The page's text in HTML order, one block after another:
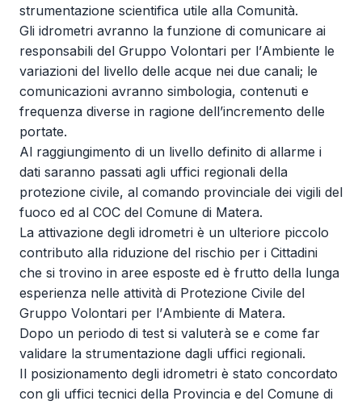
strumentazione scientifica utile alla Comunità.
Gli idrometri avranno la funzione di comunicare ai
responsabili del Gruppo Volontari per l’Ambiente le
variazioni del livello delle acque nei due canali; le
comunicazioni avranno simbologia, contenuti e
frequenza diverse in ragione dell’incremento delle
portate.
Al raggiungimento di un livello definito di allarme i
dati saranno passati agli uffici regionali della
protezione civile, al comando provinciale dei vigili del
fuoco ed al COC del Comune di Matera.
La attivazione degli idrometri è un ulteriore piccolo
contributo alla riduzione del rischio per i Cittadini
che si trovino in aree esposte ed è frutto della lunga
esperienza nelle attività di Protezione Civile del
Gruppo Volontari per l’Ambiente di Matera.
Dopo un periodo di test si valuterà se e come far
validare la strumentazione dagli uffici regionali.
Il posizionamento degli idrometri è stato concordato
con gli uffici tecnici della Provincia e del Comune di